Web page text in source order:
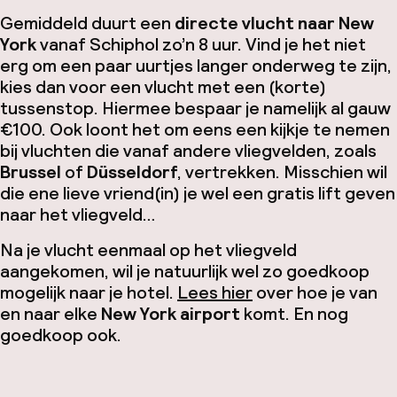
Gemiddeld duurt een directe vlucht naar New
Yorkvanaf Schiphol zo’n 8 uur. Vind je het niet
erg om een paar uurtjes langer onderweg te zijn,
kies dan voor een vlucht met een (korte)
tussenstop. Hiermee bespaar je namelijk al gauw
€100. Ook loont het om eens een kijkje te nemen
bij vluchten die vanaf andere vliegvelden, zoals
Brussel of Düsseldorf, vertrekken. Misschien wil
die ene lieve vriend(in) je wel een gratis lift geven
naar het vliegveld…
Na je vlucht eenmaal op het vliegveld
aangekomen, wil je natuurlijk wel zo goedkoop
mogelijk naar je hotel. Lees hierover hoe je van
en naar elke New York airport komt. En nog
goedkoop ook.